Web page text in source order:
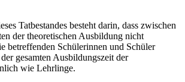
Tatbestandes besteht darin, dass zwischen
der theoretischen Ausbildung nicht
betreffenden Schülerinnen und Schüler
gesamten Ausbildungszeit der
wie Lehrlinge.